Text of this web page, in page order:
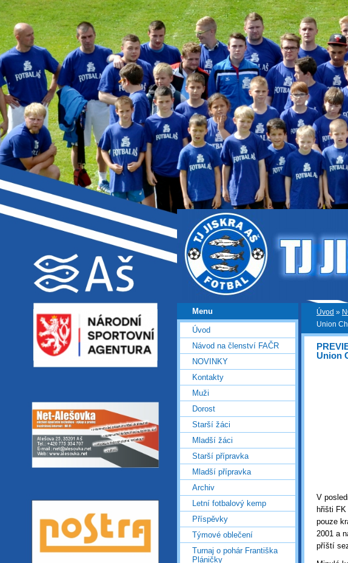
Úvod »
Union
Union
V
hřišti
pouze
2001 a
příští
Menu
Úvod
Návod na členství FAČR
NOVINKY
Kontakty
Muži
Dorost
Starší žáci
Mladší žáci
Starší přípravka
Mladší přípravka
Archiv
Letní fotbalový kemp
Příspěvky
Týmové oblečení
Turnaj o pohár Františka
Pláničky